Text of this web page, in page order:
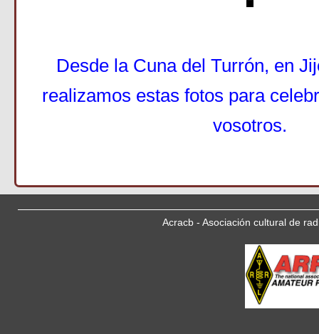
Desde la Cuna del Turrón, en
realizamos estas fotos para
vosotros.
Acracb - Asociación cultural de